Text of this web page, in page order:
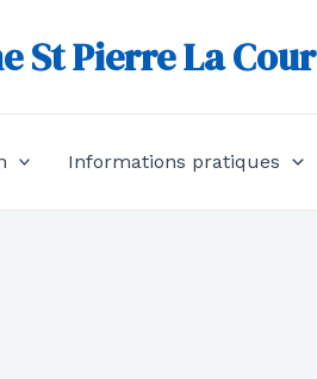
St Pierre La Cour
Informations pratiques